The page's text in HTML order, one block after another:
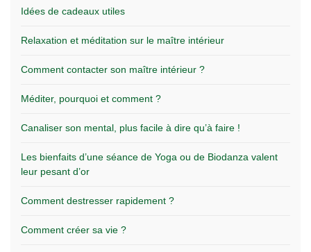
Idées de cadeaux utiles
Relaxation et méditation sur le maître intérieur
Comment contacter son maître intérieur ?
Méditer, pourquoi et comment ?
Canaliser son mental, plus facile à dire qu’à faire !
Les bienfaits d’une séance de Yoga ou de Biodanza valent
leur pesant d’or
Comment destresser rapidement ?
Comment créer sa vie ?